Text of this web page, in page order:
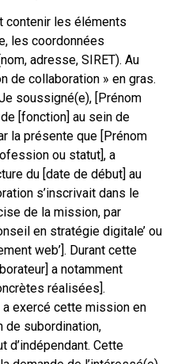
contenir les éléments
les coordonnées
adresse, SIRET). Au
de collaboration » en gras.
soussigné(e), [Prénom
[fonction] au sein de
la présente que [Prénom
ou statut], a
du [date de début] au
s’inscrivait dans le
de la mission, par
en stratégie digitale’ ou
web’]. Durant cette
a notamment
réalisées].
exercé cette mission en
de subordination,
d’indépendant. Cette